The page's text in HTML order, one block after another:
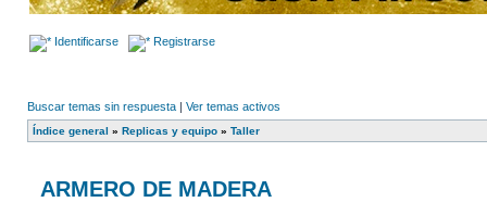
Identificarse Registrarse
Buscar temas sin respuesta | Ver temas activos
Índice general » Replicas y equipo » Taller
ARMERO DE MADERA